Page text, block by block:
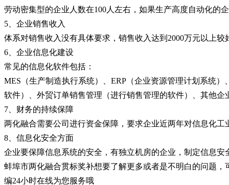
劳动密集型的企业人数在100人左右，如果生产高度自动化的
5、企业销售收入
体系对销售收入没有具体要求，销售收入达到2000万元以上较
6、企业信息化建设
常见的信息化软件包括：
MES（生产制造执行系统）、ERP（企业资源管理计划系统
软件）、外贸订单销售管理（进行销售管理的软件）、其他
7、财务的持续保障
两化融合需要公司进行资金保障，要求企业近两年对信息化
8、信息化安全方面
企业要保障信息系统的安全，有独立机房的企业，制定信息安
蚌埠市两化融合贯标奖补想要了解更多或者是不明白的问题
编24小时在线为您服务哦